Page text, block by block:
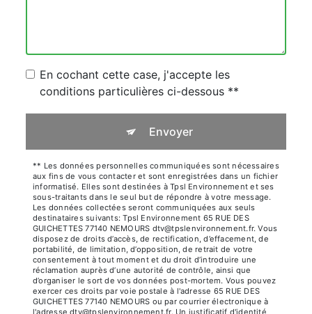
En cochant cette case, j'accepte les
conditions particulières ci-dessous **
Envoyer
** Les données personnelles communiquées sont nécessaires
aux fins de vous contacter et sont enregistrées dans un fichier
informatisé. Elles sont destinées à Tpsl Environnement et ses
sous-traitants dans le seul but de répondre à votre message.
Les données collectées seront communiquées aux seuls
destinataires suivants: Tpsl Environnement 65 RUE DES
GUICHETTES 77140 NEMOURS dtv@tpslenvironnement.fr. Vous
disposez de droits d’accès, de rectification, d’effacement, de
portabilité, de limitation, d’opposition, de retrait de votre
consentement à tout moment et du droit d’introduire une
réclamation auprès d’une autorité de contrôle, ainsi que
d’organiser le sort de vos données post-mortem. Vous pouvez
exercer ces droits par voie postale à l'adresse 65 RUE DES
GUICHETTES 77140 NEMOURS ou par courrier électronique à